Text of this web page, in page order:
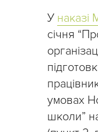
У
січня
умовах
школи”